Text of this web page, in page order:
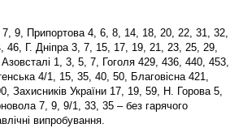
9, Припортова 4, 6, 8, 14, 18, 20, 22, 31, 32,
46, Г. Дніпра 3, 7, 15, 17, 19, 21, 23, 25, 29,
1, 3, 5, 7, Гоголя 429, 436, 440, 453,
4/1, 15, 35, 40, 50, Благовісна 421,
Захисників України 17, 19, 59, Н. Горова 5,
7, 9, 9/1, 33, 35 – без гарячого
випробування.